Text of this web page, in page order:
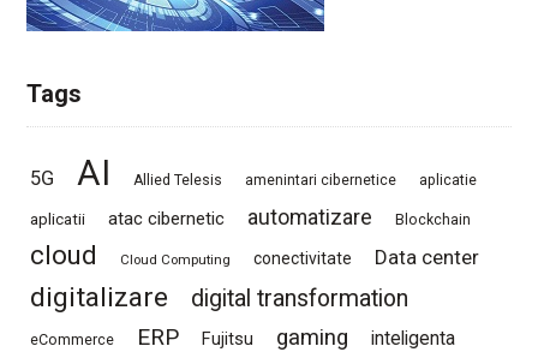
Tags
5G AI Allied Telesis amenintari cibernetice aplicatie
aplicatii atac cibernetic automatizare Blockchain
cloud Cloud Computing conectivitate Data center
digitalizare digital transformation
eCommerce ERP Fujitsu gaming
inteligenta